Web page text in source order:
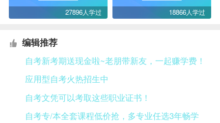
27896人学过 18866人学过
编辑推荐
自考新考期送现金啦~老朋带新友，一起赚学费！
应用型自考火热招生中
自考文凭可以考取这些职业证书！
自考专/本全套课程低价抢，多专业任选3年畅学